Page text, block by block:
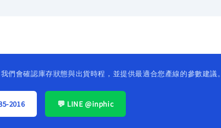
們會確認庫存狀態與出貨時程，並提供最適合您產線的參數建議。
2016 💬 LINE @inphic